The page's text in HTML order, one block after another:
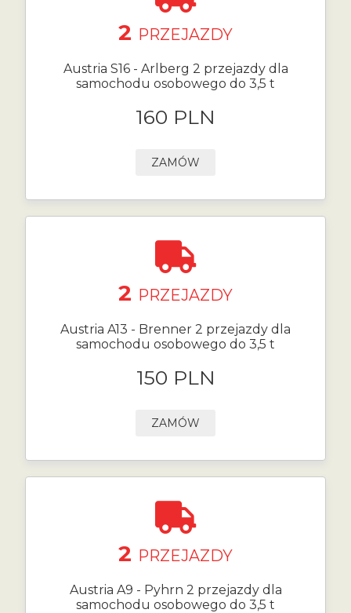
2 PRZEJAZDY
Austria S16 - Arlberg 2 przejazdy dla
samochodu osobowego do 3,5 t
160 PLN
ZAMÓW
2 PRZEJAZDY
Austria A13 - Brenner 2 przejazdy dla
samochodu osobowego do 3,5 t
150 PLN
ZAMÓW
2 PRZEJAZDY
Austria A9 - Pyhrn 2 przejazdy dla
samochodu osobowego do 3,5 t